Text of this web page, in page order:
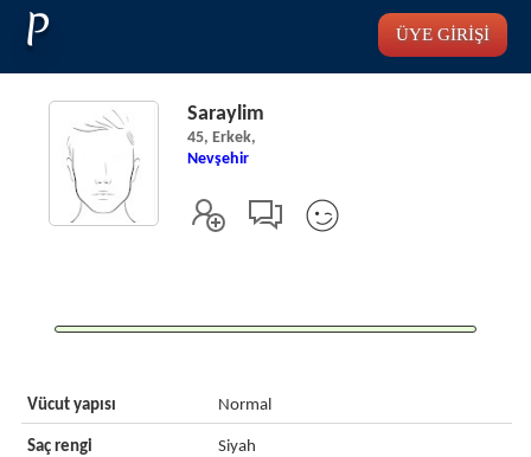
P ÜYE GİRİŞİ
Saraylim
45, Erkek,
Nevşehir
Vücut yapısı Normal
Saç rengi
Siyah